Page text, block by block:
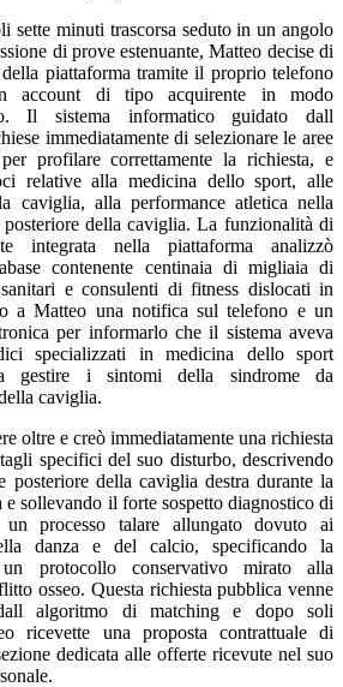
sette minuti trascorsa seduto in un angolo
di prove estenuante, Matteo decise di
piattaforma tramite il proprio telefono
account di tipo acquirente in modo
Il sistema informatico guidato dall
immediatamente di selezionare le aree
profilare correttamente la richiesta, e
relative alla medicina dello sport, alle
caviglia, alla performance atletica nella
della caviglia. La funzionalità di
integrata nella piattaforma analizzò
contenente centinaia di migliaia di
e consulenti di fitness dislocati in
a Matteo una notifica sul telefono e un
per informarlo che il sistema aveva
specializzati in medicina dello sport
gestire i sintomi della sindrome da
caviglia.
oltre e creò immediatamente una richiesta
specifici del suo disturbo, descrivendo
posteriore della caviglia destra durante la
e sollevando il forte sospetto diagnostico di
processo talare allungato dovuto ai
danza e del calcio, specificando la
protocollo conservativo mirato alla
osseo. Questa richiesta pubblica venne
algoritmo di matching e dopo soli
ricevette una proposta contrattuale di
dedicata alle offerte ricevute nel suo